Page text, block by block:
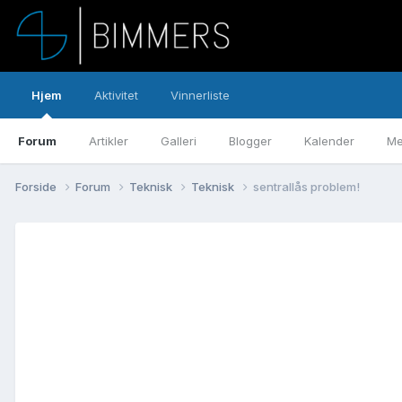
Hjem
Forum Artikler Galleri Blogger Kalender
Aktivitet Vinnerliste
Forside Forum Teknisk Teknisk sentrallås problem!